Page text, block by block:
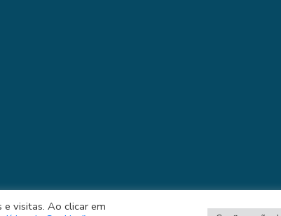
os Direitos Reservados.
visitas. Ao clicar em